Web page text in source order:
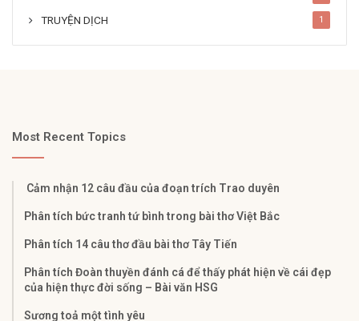
TRUYỆN DỊCH 1
Most Recent Topics
Cảm nhận 12 câu đầu của đoạn trích Trao duyên
Phân tích bức tranh tứ bình trong bài thơ Việt Bắc
Phân tích 14 câu thơ đầu bài thơ Tây Tiến
Phân tích Đoàn thuyền đánh cá để thấy phát hiện về cái đẹp
của hiện thực đời sống – Bài văn HSG
Sương toả một tình yêu